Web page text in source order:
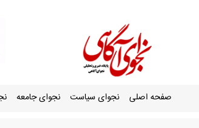
صفحه اصلی نجوای سیاست نجوای جامعه